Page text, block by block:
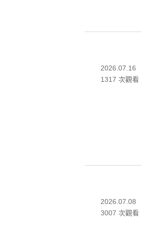
2026.07.16
1317 次觀看
2026.07.08
3007 次觀看